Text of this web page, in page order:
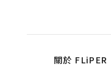
關於 FLiPER